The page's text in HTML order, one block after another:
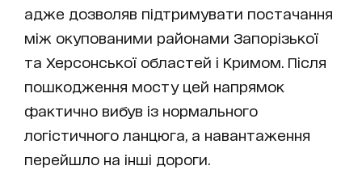
адже дозволяв підтримувати постачання
між окупованими районами Запорізької
та Херсонської областей і Кримом. Після
пошкодження мосту цей напрямок
фактично вибув із нормального
логістичного ланцюга, а навантаження
перейшло на інші дороги.